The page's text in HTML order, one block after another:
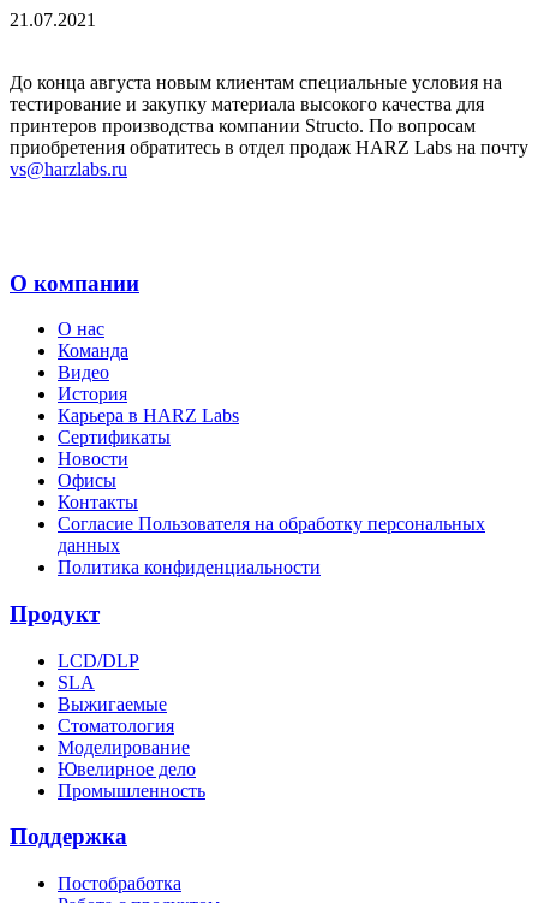
21.07.2021
До конца августа новым клиентам специальные условия на
тестирование и закупку материала высокого качества для
принтеров производства компании Structo. По вопросам
приобретения обратитесь в отдел продаж HARZ Labs на почту
vs@harzlabs.ru
О компании
О нас
Команда
Видео
История
Карьера в HARZ Labs
Сертификаты
Новости
Офисы
Контакты
Согласие Пользователя на обработку персональных
данных
Политика конфиденциальности
Продукт
LCD/DLP
SLA
Выжигаемые
Стоматология
Моделирование
Ювелирное дело
Промышленность
Поддержка
Постобработка